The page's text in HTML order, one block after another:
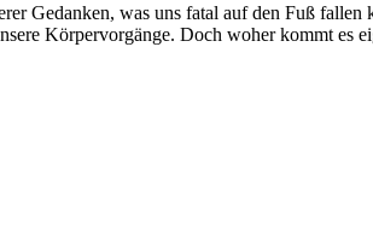
Gedanken, was uns fatal auf den Fuß
Körpervorgänge. Doch woher kommt es